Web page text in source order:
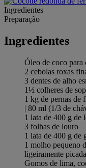
Ingredientes
Preparação
Ingredientes
Óleo de coco para
2 cebolas roxas
3 dentes de alho
1½ colheres de
1 kg de pernas de
| 80 ml (1/3 de
1 lata de 400 g de
3 folhas de louro
1 lata de 400 g de
1 molho pequeno
ligeiramente picada
Gomos de lima,